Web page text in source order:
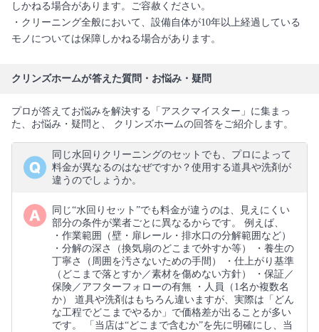
しかねる場合があります。ご容赦ください。
・クリーニング全般において、設備自体が10年以上経過している
モノについては保障しかねる場合があります。
クリンズホームが答えた質問・お悩み・疑問
プロが答えてお悩みを解決する「アスクマイスター」に集まっ
た、お悩み・疑問と、 クリンズホームの回答をご紹介します。
同じ水回りクリーニングのセットでも、プロによって
料金が異なるのはなぜですか？使用する道具や洗剤が
違うのでしょうか。
同じ“水回りセット”でも料金が違うのは、見えにくい
部分の条件が業者ごとに異なるからです。 例えば、
・作業範囲（壁・扉レール・排水口の分解範囲など）
・分解の深さ（換気扇のどこまで外すか等） ・養生の
丁寧さ（周囲を汚さないための手間） ・仕上がり基準
（どこまで落とすか／素材を傷めない方針） ・保証／
保険／アフターフォローの有無 ・人員（1名か複数名
か） 道具や洗剤はもちろん違いますが、実際は「どん
な工程でどこまでやるか」で価格差が出ることが多い
です。 「当店は“どこまで含むか”を先に明確にし、当